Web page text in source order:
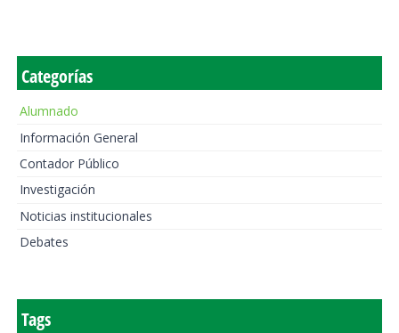
Categorías
Alumnado
Información General
Contador Público
Investigación
Noticias institucionales
Debates
Tags